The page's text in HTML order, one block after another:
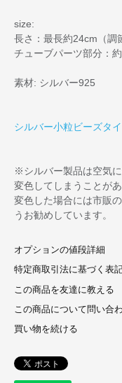
size:
長さ：最長約24cm（調
チューブパーツ部分：
素材: シルバー925
シルバー小粒ビーズタ
※シルバー製品は空気
変色してしまうことがあ
変色した場合には市販
うお勧めしています。
オプションの値段詳細
特定商取引法に基づく表
この商品を友達に教える
この商品について問い合
買い物を続ける